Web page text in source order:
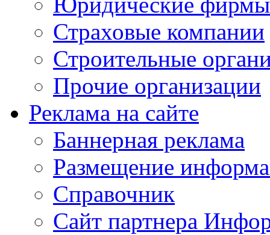
Страховые компании
Строительные
Прочие организации
Реклама на сайте
Баннерная реклама
Размещение
Справочник
Сайт партнера